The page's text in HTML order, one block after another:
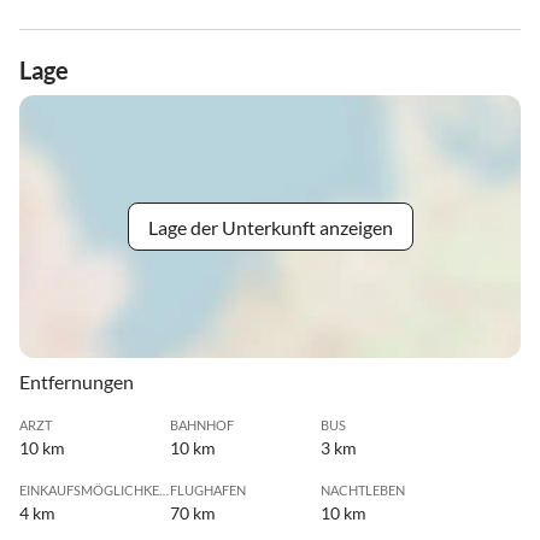
Lage
Lage der Unterkunft anzeigen
Entfernungen
ARZT
10 km
BAHNHOF
10 km
BUS
3 km
4 km
FLUGHAFEN
70 km
NACHTLEBEN
10 km